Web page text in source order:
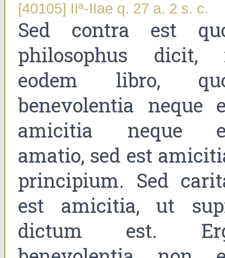
[40105] IIª-IIae q. 27 a. 2 s. c.
Sed contra est
philosophus dicit,
eodem libro,
benevolentia neque
amicitia neque
amatio, sed est
principium. Sed
est amicitia, ut
dictum est.